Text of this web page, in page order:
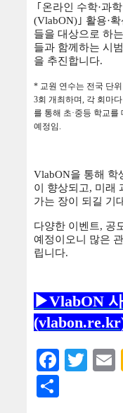
｢ 온라인 수학·과
(VlabON) ｣ 활용·
들을 대상으로 하
들과 함께하는 시
을 추진합니다.
* 교원 연수는 전국 단
3회 개최하며 각 회마다
를 통해 초·중등 학교를
예정임
VlabON을 통해 학
이 향상되고, 미래
가는 장이 되길 기
다양한 이벤트, 공
예정이오니 많은
립니다.
▶VlabON